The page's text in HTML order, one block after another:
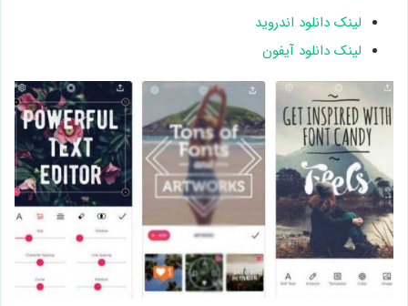
لینک دانلود اندروید
لینک دانلود آیفون